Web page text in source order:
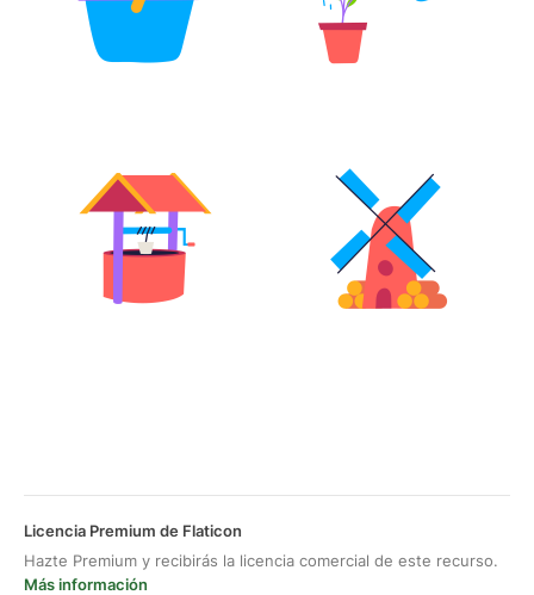
Licencia Premium de Flaticon
Hazte Premium y recibirás la licencia comercial de este recurso.
Más información